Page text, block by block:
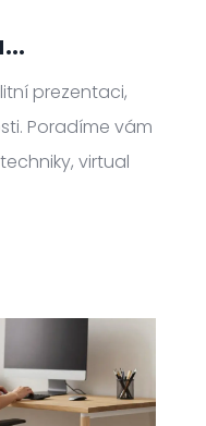
prezentaci,
Poradíme vám
virtual